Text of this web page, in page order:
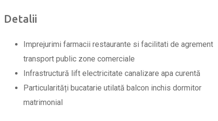
Detalii
Imprejurimi farmacii restaurante si facilitati de agrement
transport public zone comerciale
Infrastructură lift electricitate canalizare apa curentă
Particularități bucatarie utilată balcon inchis dormitor
matrimonial